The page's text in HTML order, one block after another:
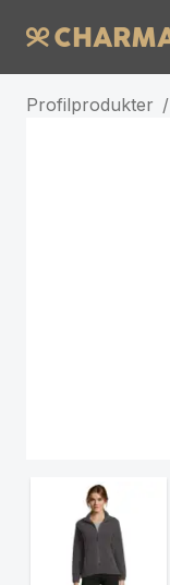
Profilprodukter /